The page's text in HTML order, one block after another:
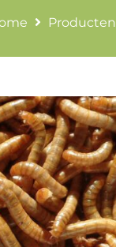
Producten